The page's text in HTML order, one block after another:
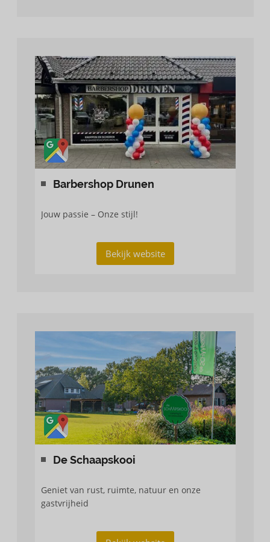
Barbershop Drunen
Jouw passie – Onze stijl!
Bekijk website
De Schaapskooi
Geniet van rust, ruimte, natuur en onze
gastvrijheid